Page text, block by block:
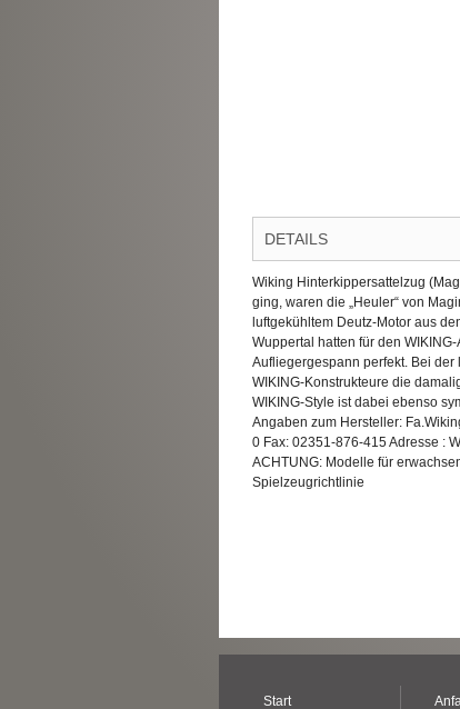
DETAILS
Wiking Hinterkippersattelzug
ging, waren die „Heuler“ von
luftgekühltem Deutz-Motor aus
Wuppertal hatten für den
Aufliegergespann perfekt. Bei
WIKING-Konstrukteure die
WIKING-Style ist dabei ebenso
Angaben zum Hersteller:
0 Fax: 02351-876-415 Adresse :
ACHTUNG: Modelle für
Spielzeugrichtlinie
Start